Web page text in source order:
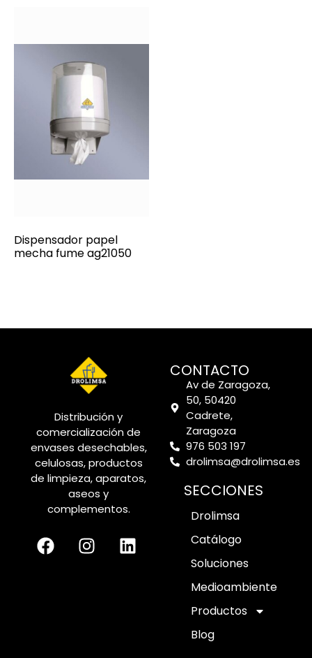
Dispensador papel
mecha fume ag21050
Distribución y
comercialización de
envases desechables,
celulosas, productos
de limpieza, aparatos,
aseos y
complementos.
CONTACTO
Av de Zaragoza,
50, 50420
Cadrete,
Zaragoza
976 503 197
drolimsa@drolimsa.es
SECCIONES
Drolimsa
Catálogo
Soluciones
Medioambiente
Productos
Blog